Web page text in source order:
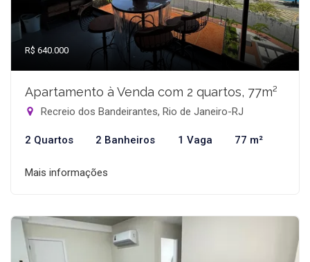
R$ 640.000
Apartamento à Venda com 2 quartos, 77m²
Recreio dos Bandeirantes, Rio de Janeiro-RJ
2 Quartos 2 Banheiros 1 Vaga 77 m²
Mais informações